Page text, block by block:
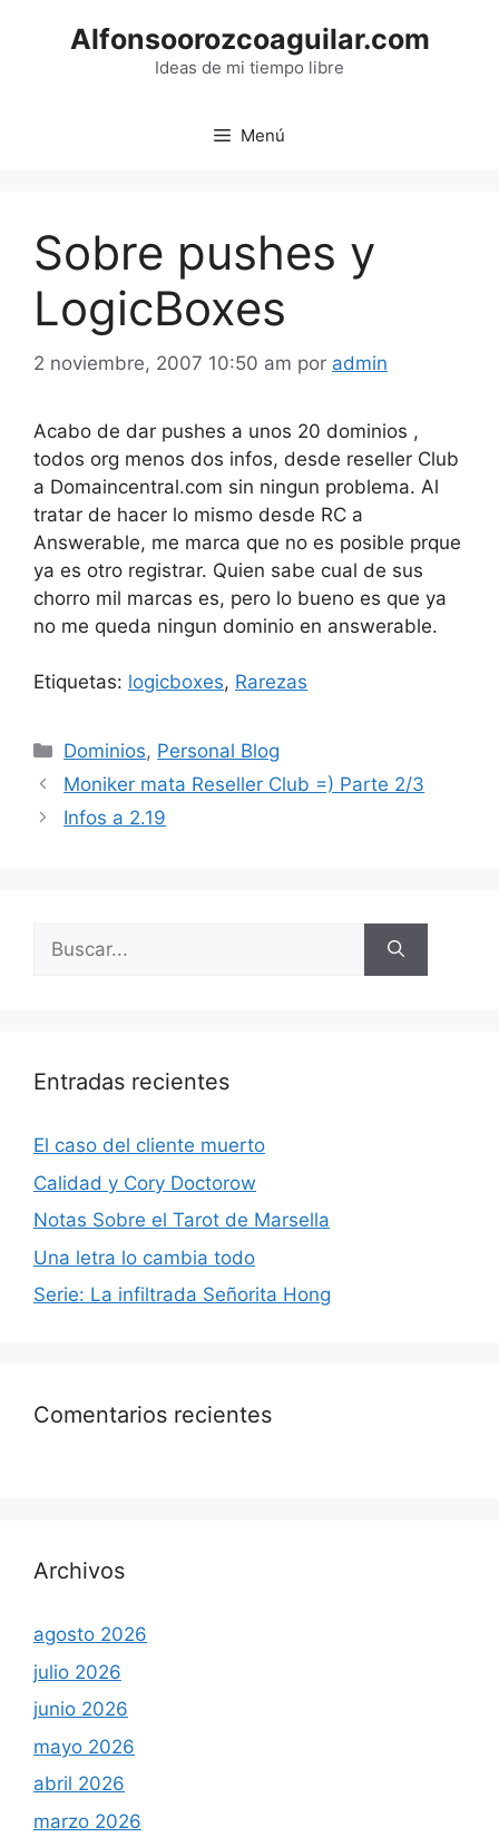
Alfonsoorozcoaguilar.com
Ideas de mi tiempo libre
Menú
Sobre pushes y
LogicBoxes
2 noviembre, 2007 10:50 am por admin
Acabo de dar pushes a unos 20 dominios ,
todos org menos dos infos, desde reseller Club
a Domaincentral.com sin ningun problema. Al
tratar de hacer lo mismo desde RC a
Answerable, me marca que no es posible prque
ya es otro registrar. Quien sabe cual de sus
chorro mil marcas es, pero lo bueno es que ya
no me queda ningun dominio en answerable.
Etiquetas: logicboxes, Rarezas
Categorías
Dominios, Personal Blog
Moniker mata Reseller Club =) Parte 2/3
Infos a 2.19
Buscar:
Entradas recientes
El caso del cliente muerto
Calidad y Cory Doctorow
Notas Sobre el Tarot de Marsella
Una letra lo cambia todo
Serie: La infiltrada Señorita Hong
Comentarios recientes
Archivos
agosto 2026
julio 2026
junio 2026
mayo 2026
abril 2026
marzo 2026